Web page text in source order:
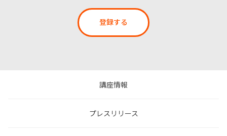
登録する
講座情報
プレスリリース